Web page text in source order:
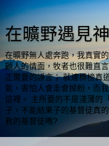
在曠野遇見
在曠野無人處奔跑，我真實
顧人的情面，牧者也很難直
正需要的諍言； 就連標榜真
氣，害怕人會走會掉粉，而
這裡。 主所要的不是淺薄的
子，不能結果子的基督徒真
救的基督徒嗎?